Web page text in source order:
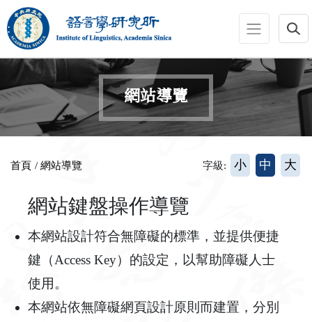
跳到主要內容區塊
:::
網站導覽
首頁 / 網站導覽 字級: 小 中 大
網站鍵盤操作導覽
本網站設計符合無障礙的標準，並提供便捷
鍵（Access Key）的設定，以幫助障礙人士
使用。
本網站依無障礙網頁設計原則而建置，分別